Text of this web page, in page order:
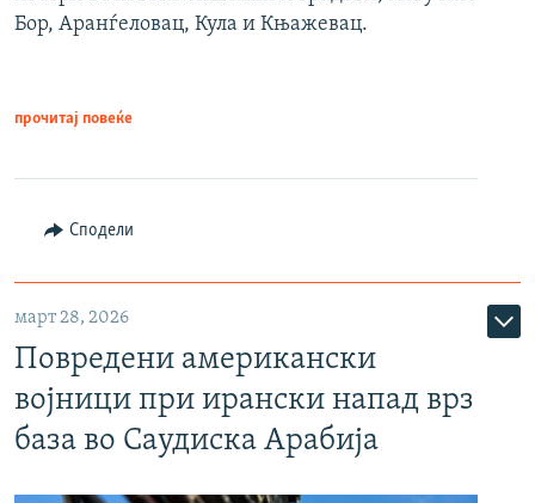
Бор, Аранѓеловац, Кула и Књажевац.
прочитај повеќе
Сподели
март 28, 2026
Повредени американски
војници при ирански напад врз
база во Саудиска Арабија